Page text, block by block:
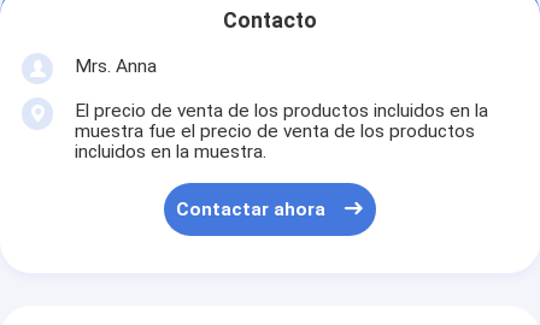
Contacto
Mrs. Anna
El precio de venta de los productos incluidos en la
muestra fue el precio de venta de los productos
incluidos en la muestra.
Contactar ahora